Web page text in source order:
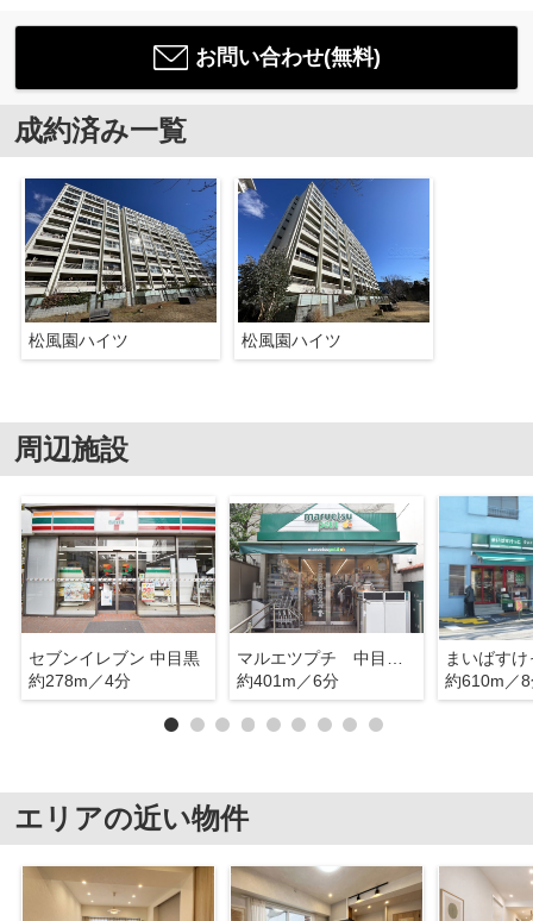
お問い合わせ(無料)
成約済み一覧
松風園ハイツ 松風園ハイツ
周辺施設
セブンイレブン 中目黒
約278m／4分
約401m／6分
約610m／
エリアの近い物件